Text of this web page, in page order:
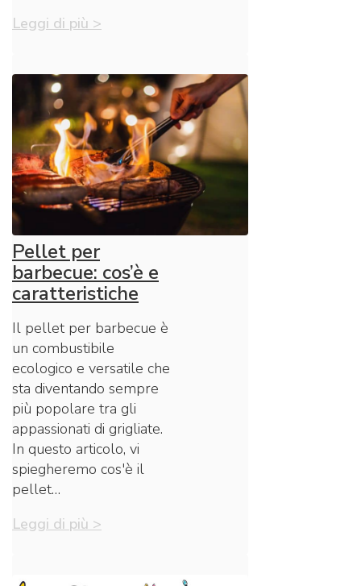
Leggi di più >
Pellet per
barbecue: cos’è e
caratteristiche
Il pellet per barbecue è
un combustibile
ecologico e versatile che
sta diventando sempre
più popolare tra gli
appassionati di grigliate.
In questo articolo, vi
spiegheremo cos'è il
pellet…
Leggi di più >